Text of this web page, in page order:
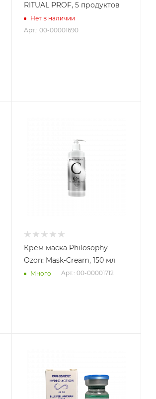
RITUAL PROF, 5 продуктов
Нет в наличии
Арт.: 00-00001690
Крем маска Philosophy
Ozon: Mask-Cream, 150 мл
Много Арт.: 00-00001712